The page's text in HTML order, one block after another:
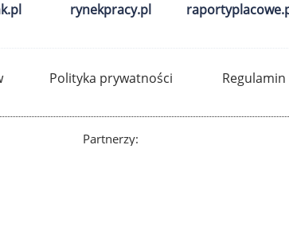
rynekpracy.pl
Polityka prywatności Regulamin
Partnerzy: